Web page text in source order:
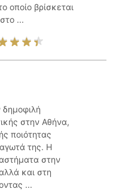
οποίο βρίσκεται
...
στην Αθήνα,
ποιότητας
της. Η
στην
και στη
...